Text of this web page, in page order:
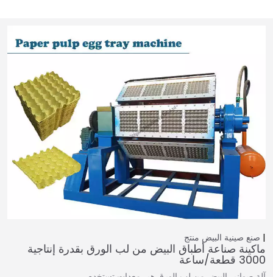
صنع صينية البيض منتج
ماكينة صناعة أطباق البيض من لب الورق بقدرة إنتاجية
3000 قطعة/ساعة